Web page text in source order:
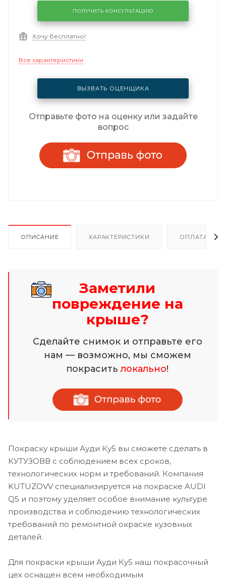
ПОЛУЧИТЬ КОНСУЛЬТАЦИЮ
Хочу бесплатно!
Все характеристики
ВЫЗВАТЬ ОЦЕНЩИКА
Отправьте фото на оценку или задайте
вопрос
ОПИСАНИЕ ХАРАКТЕРИСТИКИ ОПЛАТА И
Заметили
повреждение на
крыше?
Сделайте снимок и отправьте его
нам — возможно, мы сможем
покраситьлокально!
Покраску крыши Ауди Ку5 вы сможете сделать в
КУТУЗОВВ с соблюдением всех сроков,
технологических норм и требований. Компания
KUTUZOVV специализируется на покраске AUDI
Q5 и поэтому уделяет особое внимание культуре
производства и соблюдению технологических
требований по ремонтной окраске кузовных
деталей.
Для покраски крыши Ауди Ку5 наш покрасочный
цех оснащен всем необходимым